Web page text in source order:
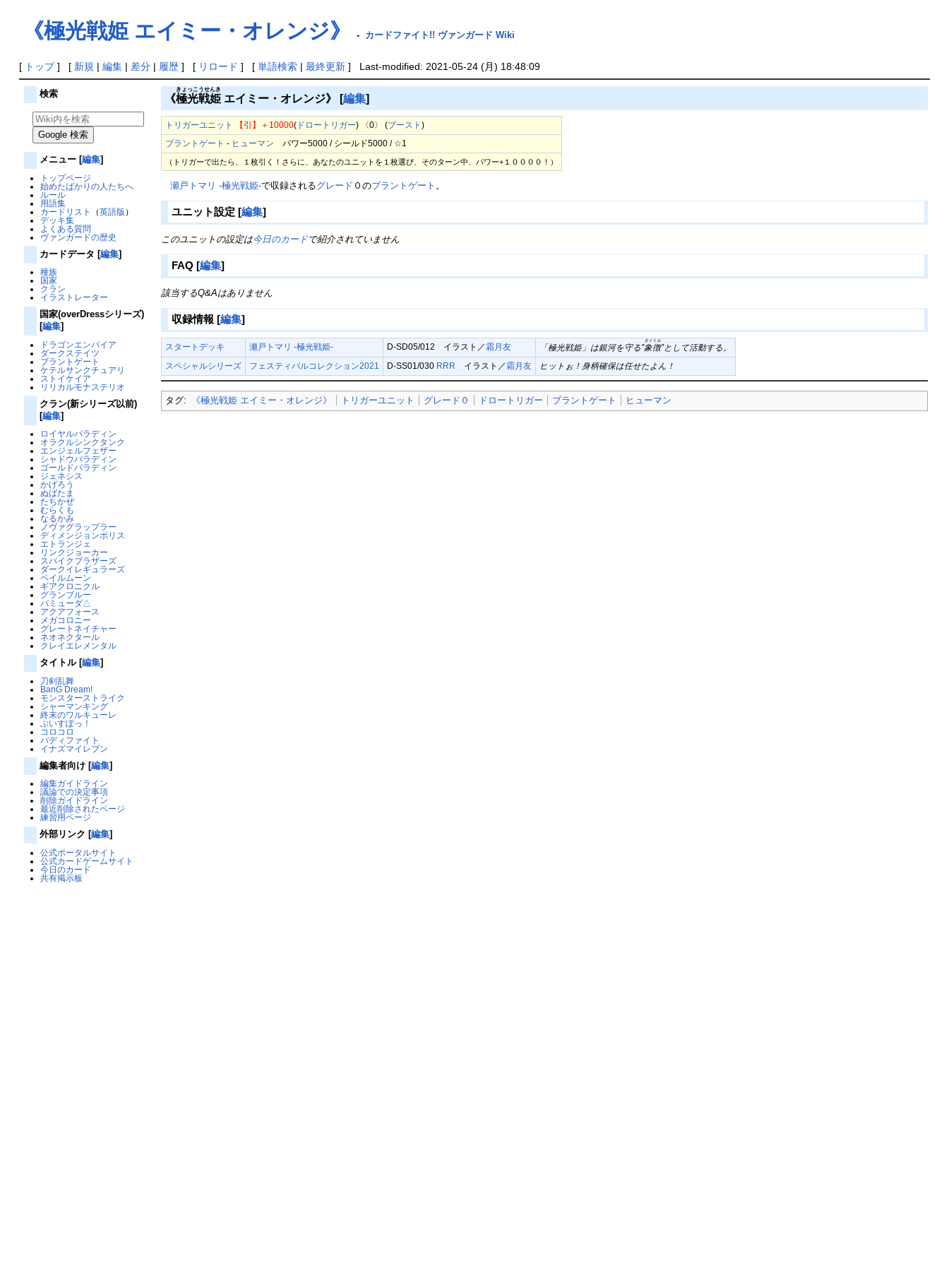
《極光戦姫 エイミー・オレンジ》 - カードファイト!! ヴァンガード Wiki
[ トップ] [ 新規 | 編集| 差分| 履歴] [ リロード ] [ 単語検索| 最終更新] Last-modified: 2021-05-24 (月) 18:48:09
検索
メニュー [編集]
トップページ
始めたばかりの人たちへ
ルール
用語集
カードリスト
（英語版 ）
デッキ集
よくある質問
ヴァンガードの歴史
カードデータ [編集]
種族
国家
クラン
イラストレーター
国家(overDressシリーズ)
[編集]
ドラゴンエンパイア
ダークステイツ
ブラントゲート
ケテルサンクチュアリ
ストイケイア
リリカルモナステリオ
クラン(新シリーズ以前)
[編集]
ロイヤルパラディン
オラクルシンクタンク
エンジェルフェザー
シャドウパラディン
ゴールドパラディン
ジェネシス
かげろう
ぬばたま
たちかぜ
むらくも
なるかみ
ノヴァグラップラー
ディメンジョンポリス
エトランジェ
リンクジョーカー
スパイクブラザーズ
ダークイレギュラーズ
ペイルムーン
ギアクロニクル
グランブルー
バミューダ△
アクアフォース
メガコロニー
グレートネイチャー
ネオネクタール
クレイエレメンタル
タイトル [編集]
刀剣乱舞
BanG Dream!
モンスターストライク
シャーマンキング
終末のワルキューレ
ぶいすぽっ！
コロコロ
バディファイト
イナズマイレブン
編集者向け [編集]
編集ガイドライン
議論での決定事項
削除ガイドライン
最近削除されたページ
練習用ページ
外部リンク [編集]
公式ポータルサイト
公式カードゲームサイト
今日のカード
共有掲示板
《極光戦姫
きょっこうせんき
エイミー・オレンジ》 [編集]
トリガーユニット 【引】 ＋10000( ドロートリガー) 〈0〉 (ブースト)
ブラントゲート - ヒューマン パワー5000 / シールド5000 / ☆1
（トリガーで出たら、１枚引く！さらに、あなたのユニットを１枚選び、そのターン中、パワー+１００００！）
瀬戸トマリ -極光戦姫-で収録されるグレード ０のブラントゲート 。
ユニット設定 [編集]
このユニットの設定は今日のカードで紹介されていません
FAQ [編集]
該当するQ&Aはありません
収録情報 [編集]
スタートデッキ 瀬戸トマリ -極光戦姫- D-SD05/012 イラスト／ 霜月友 「極光戦姫」は銀河を守る”象徴
タイトル
”として活動する。
スペシャルシリーズ
フェスティバルコレクション2021 D-SS01/030 RRR イラスト／ 霜月友 ヒットぉ！身柄確保は任せたよん！
タグ: 《極光戦姫 エイミー・オレンジ》 トリガーユニット グレード０ ドロートリガー ブラントゲート ヒューマン